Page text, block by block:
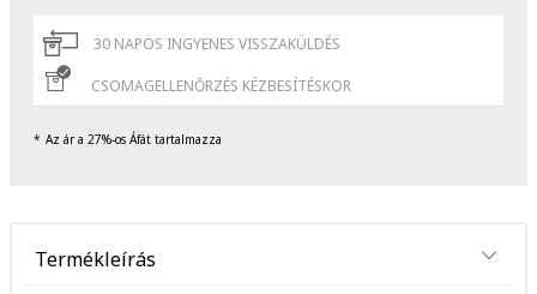
30 NAPOS INGYENES VISSZAKÜLDÉS
CSOMAGELLENŐRZÉS KÉZBESÍTÉSKOR
Az ár a 27%-os Áfát tartalmazza
Termékleírás